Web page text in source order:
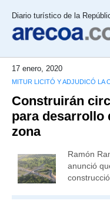
Diario turístico de la
17 enero, 2020
MITUR LICITÓ Y ADJUDICÓ LA
Construirán
para desarrollo
zona
Ramón
anunció